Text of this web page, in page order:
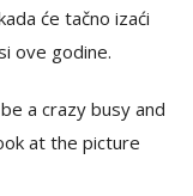
će tačno izaći
ove godine.
a crazy busy and
at the picture